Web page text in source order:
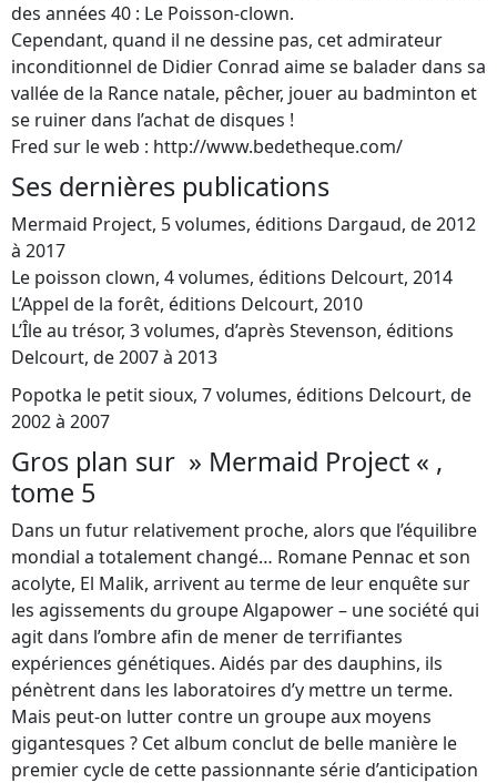
des années 40 : Le Poisson-clown.
Cependant, quand il ne dessine pas, cet admirateur
inconditionnel de Didier Conrad aime se balader dans sa
vallée de la Rance natale, pêcher, jouer au badminton et
se ruiner dans l’achat de disques !
Fred sur le web : http://www.bedetheque.com/
Ses dernières publications
Mermaid Project, 5 volumes, éditions Dargaud, de 2012
à 2017
Le poisson clown, 4 volumes, éditions Delcourt, 2014
L’Appel de la forêt, éditions Delcourt, 2010
L’Île au trésor, 3 volumes, d’après Stevenson, éditions
Delcourt, de 2007 à 2013
Popotka le petit sioux, 7 volumes, éditions Delcourt, de
2002 à 2007
Gros plan sur » Mermaid Project « ,
tome 5
Dans un futur relativement proche, alors que l’équilibre
mondial a totalement changé… Romane Pennac et son
acolyte, El Malik, arrivent au terme de leur enquête sur
les agissements du groupe Algapower – une société qui
agit dans l’ombre afin de mener de terrifiantes
expériences génétiques. Aidés par des dauphins, ils
pénètrent dans les laboratoires d’y mettre un terme.
Mais peut-on lutter contre un groupe aux moyens
gigantesques ? Cet album conclut de belle manière le
premier cycle de cette passionnante série d’anticipation